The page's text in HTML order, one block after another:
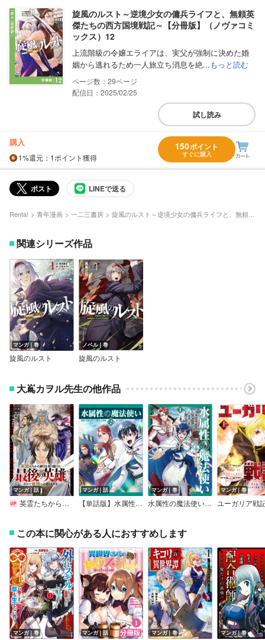
旋風のルスト～逆境少女の傭兵ライフと、無頼英
傑たちの西方国境戦記～【分冊版】（ノヴァコミ
ックス）12
上流階級の令嬢エライアは、実父が強制に決めた婚
姻から逃れるため一人旅立ち消息を絶...もっと読む
29
配信日：2025/02/25
試し読み
購入
1%還元 ：1ポイント獲得
150ポイント
すぐに購入
ポスト LINEで送る
Renta! 青年漫画 一二三書房
関連シリーズ作品
マンガ｜巻
旋風のルスト
ノベル｜巻
旋風のルスト
大嶌カヲル先生の他作品
マンガ｜話
英霊たちから修行を受け続けた最後の英雄は、やがて最強へと成り上がる 【単話版】
マンガ｜話
【単話版】水属性の魔法使い第2部＠COMIC
マンガ｜巻
水属性の魔法使い第2部＠COMIC
マンガ｜巻
ユーガリア戦
この本に関心がある人におすすめします
マンガ｜巻 マンガ｜話 マンガ｜巻 マンガ｜巻